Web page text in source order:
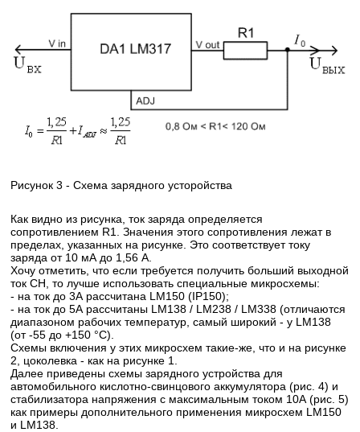
Рисунок 3 - Схема зарядного усторойства
Как видно из рисунка, ток заряда определяется
сопротивлением R1. Значения этого сопротивления лежат в
пределах, указанных на рисунке. Это соответствует току
заряда от 10 мА до 1,56 A.
Хочу отметить, что если требуется получить больший выходной
ток СН, то лучше использовать специальные микросхемы:
- на ток до 3А рассчитана LM150 (IP150);
- на ток до 5А рассчитаны LM138 / LM238 / LM338 (отличаются
диапазоном рабочих температур, самый широкий - у LM138
(от -55 до +150 °C).
Схемы включения у этих микросхем такие-же, что и на рисунке
2, цоколевка - как на рисунке 1.
Далее приведены схемы зарядного устройства для
автомобильного кислотно-свинцового аккумулятора (рис. 4) и
стабилизатора напряжения с максимальным током 10А (рис. 5)
как примеры дополнительного применения микросхем LM150
и LM138.